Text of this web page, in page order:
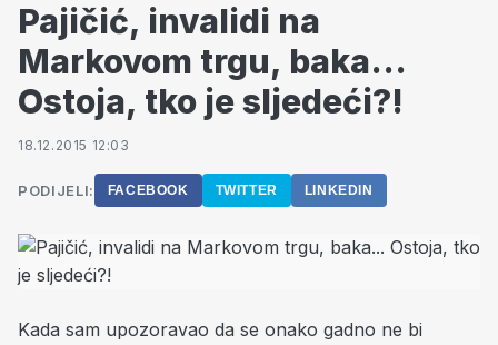
Pajičić, invalidi na
Markovom trgu, baka...
Ostoja, tko je sljedeći?!
18.12.2015 12:03
PODIJELI: FACEBOOK TWITTER LINKEDIN
Kada sam upozoravao da se onako gadno ne bi